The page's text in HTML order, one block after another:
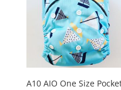
A10 AIO One Size